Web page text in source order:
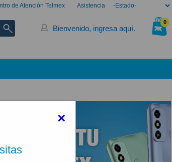
×
Asistencia
de Atención Telmex
0
Bienvenido, ingresa aquí.